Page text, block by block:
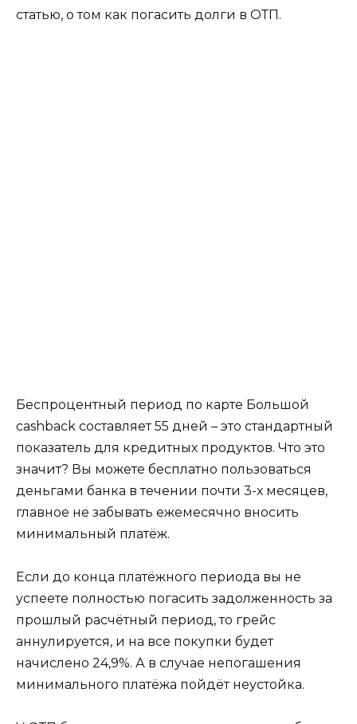
статью, о том как погасить долги в ОТП.
Беспроцентный период по карте Большой
cashback составляет 55 дней – это стандартный
показатель для кредитных продуктов. Что это
значит? Вы можете бесплатно пользоваться
деньгами банка в течении почти 3-х месяцев,
главное не забывать ежемесячно вносить
минимальный платёж.
Если до конца платёжного периода вы не
успеете полностью погасить задолженность за
прошлый расчётный период, то грейс
аннулируется, и на все покупки будет
начислено 24,9%. А в случае непогашения
минимального платёжа пойдёт неустойка.